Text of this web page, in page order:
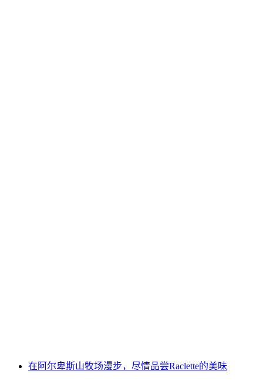
在阿尔卑斯山牧场漫步，尽情品尝Raclette的美味